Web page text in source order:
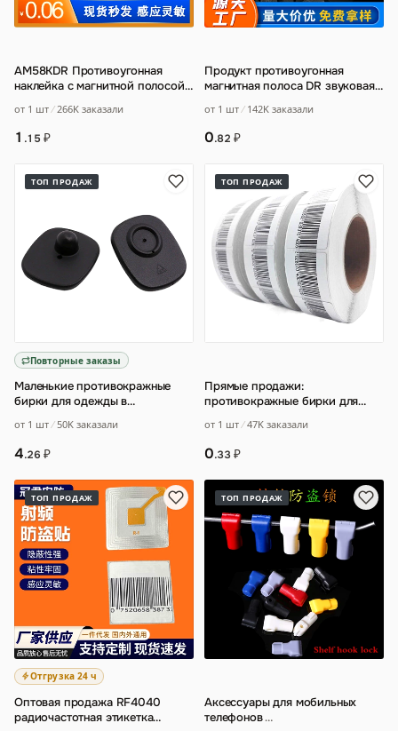
AM58KDR Противоугонная
наклейка с магнитной полосой
магнитная Про…
от 1 шт 266K заказали
1 .15 ₽
Продукт противоугонная
магнитная полоса DR звуковая
мягкая этикет…
от 1 шт 142K заказали
0.82 ₽
ТОП ПРОДАЖ
Повторные заказы
Маленькие противокражные
бирки для одежды в
от 1 шт 50K заказали
4.26 ₽
ТОП ПРОДАЖ
Прямые продажи:
противокражные бирки для
наклейки, магнитные поло
от 1 шт 47K заказали
0.33₽
ТОП ПРОДАЖ
Отгрузка 24 ч
Оптовая продажа RF4040
радиочастотная этикетка
ТОП ПРОДАЖ
Аксессуары для мобильных
телефонов…